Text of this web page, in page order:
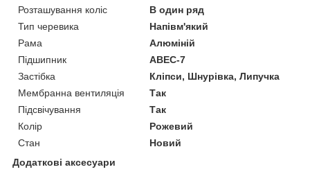
Розташування коліс
В один ряд
Тип черевика
Напівм'який
Рама
Алюміній
Підшипник
ABEC-7
Застібка
Кліпси, Шнурівка, Липучка
Мембранна вентиляція
Так
Підсвічування
Так
Колір
Рожевий
Стан
Новий
Додаткові аксесуари